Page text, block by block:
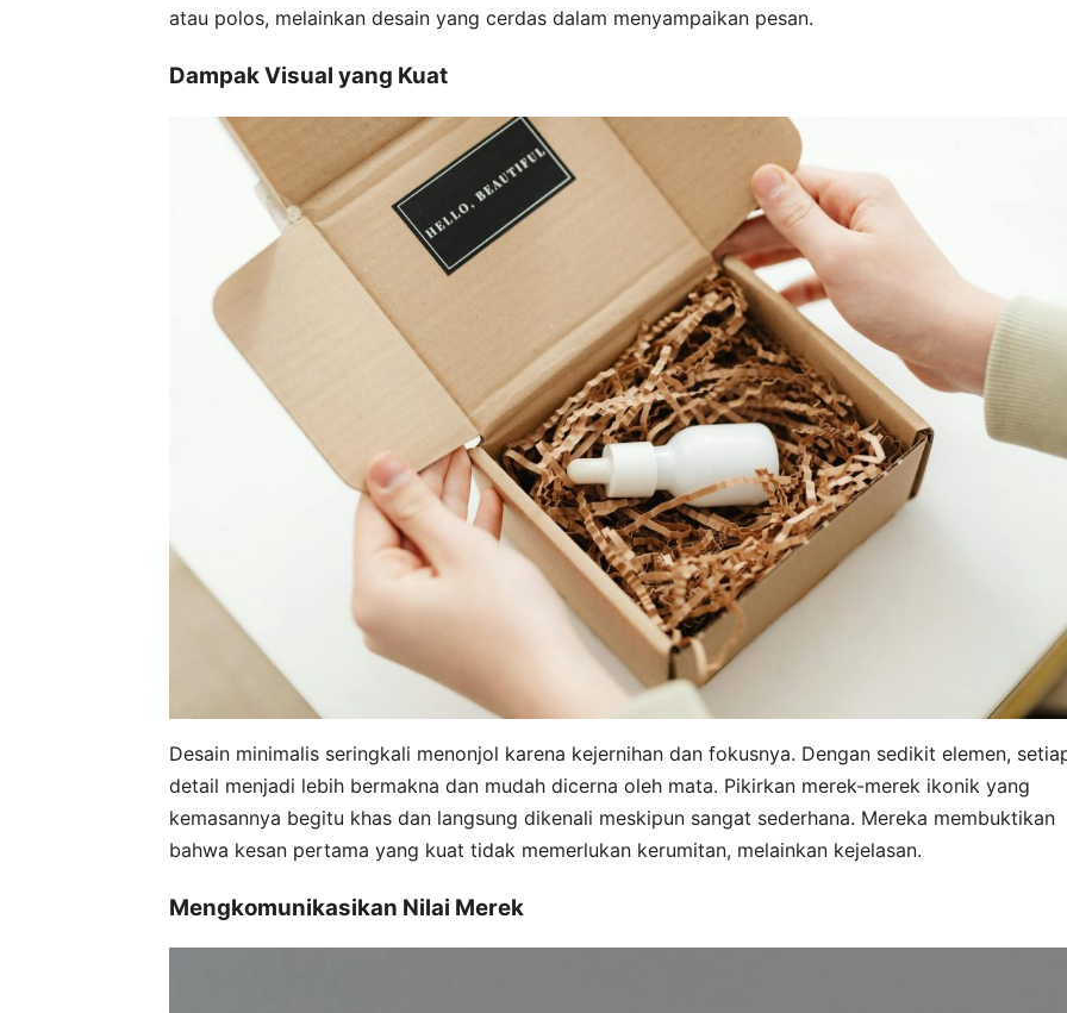
atau polos, melainkan desain yang cerdas dalam menyampaikan pesan.
Dampak Visual yang Kuat
Desain minimalis seringkali menonjol karena kejernihan dan fokusnya. Dengan sedikit elemen,
detail menjadi lebih bermakna dan mudah dicerna oleh mata. Pikirkan merek-merek ikonik yang
kemasannya begitu khas dan langsung dikenali meskipun sangat sederhana. Mereka membuktikan
bahwa kesan pertama yang kuat tidak memerlukan kerumitan, melainkan kejelasan.
Mengkomunikasikan Nilai Merek